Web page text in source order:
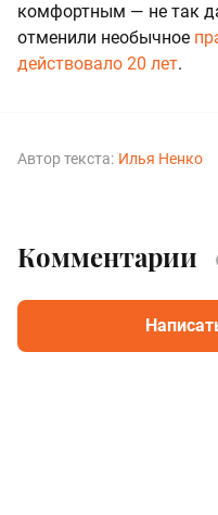
комфортным — не так
отменили необычное
действовало 20 лет.
Автор текста: Илья Ненко
Комментарии